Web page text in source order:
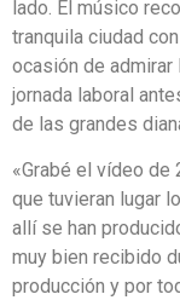
lado. El músico
tranquila ciudad
ocasión de admirar
jornada laboral
de las grandes
«Grabé el vídeo de
que tuvieran lugar
allí se han
muy bien recibido
producción y por